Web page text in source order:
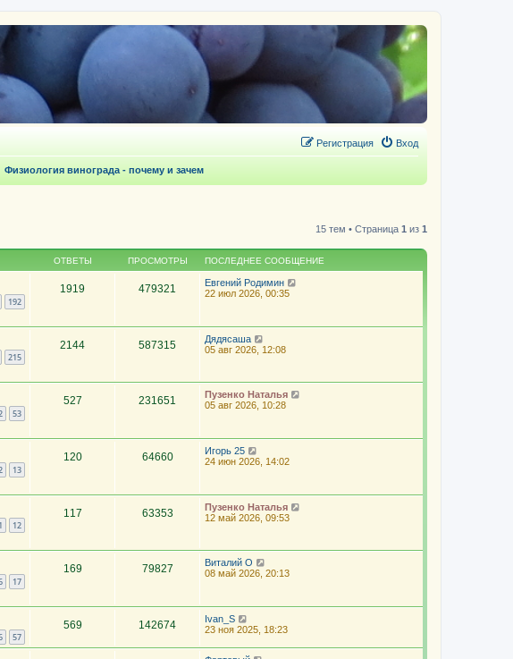
Вход
Регистрация
Физиология винограда - почему и зачем
15 тем • Страница 1 из 1
ОТВЕТЫ ПРОСМОТРЫ ПОСЛЕДНЕЕ СООБЩЕНИЕ
192
1919 479321
Евгений Родимин
22 июл 2026, 00:35
215
2144 587315
Дядясаша
05 авг 2026, 12:08
53
527 231651
Пузенко Наталья
05 авг 2026, 10:28
13
120 64660
Игорь 25
24 июн 2026, 14:02
12
117 63353
Пузенко Наталья
12 май 2026, 09:53
17
169 79827
Виталий О
08 май 2026, 20:13
57
569 142674
Ivan_S
23 ноя 2025, 18:23